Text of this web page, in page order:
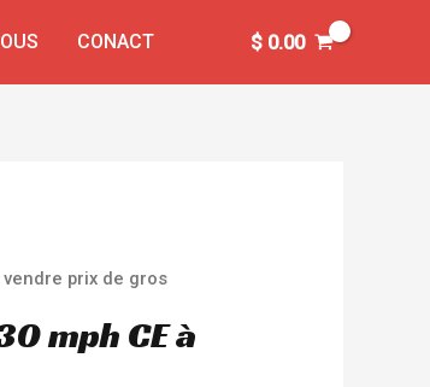
CONACT $0.00
prix de gros
mph CE à